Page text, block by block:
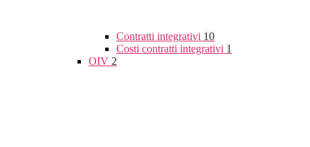
Contratti integrativi 10
Costi contratti integrativi 1
OIV 2